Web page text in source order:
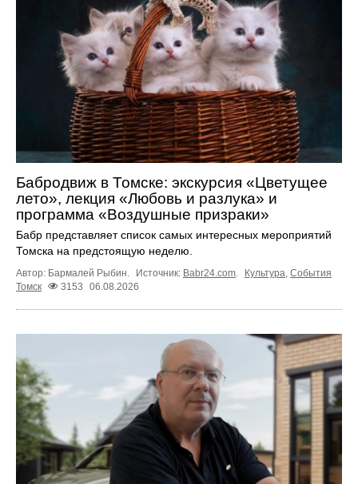
Бабродвиж в Томске: экскурсия «Цветущее
лето», лекция «Любовь и разлука» и
программа «Воздушные призраки»
Бабр представляет список самых интересных мероприятий
Томска на предстоящую неделю.
Автор: Бармалей Рыбин. Источник: Babr24.com Культура События
Томск
3153 06.08.2026